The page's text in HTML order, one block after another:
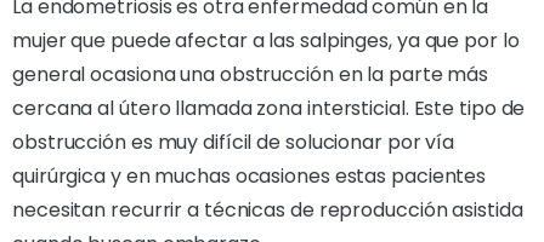
La endometriosis es otra enfermedad común en la
mujer que puede afectar a las salpinges, ya que por lo
general ocasiona una obstrucción en la parte más
cercana al útero llamada zona intersticial. Este tipo de
obstrucción es muy difícil de solucionar por vía
quirúrgica y en muchas ocasiones estas pacientes
necesitan recurrir a técnicas de reproducción asistida